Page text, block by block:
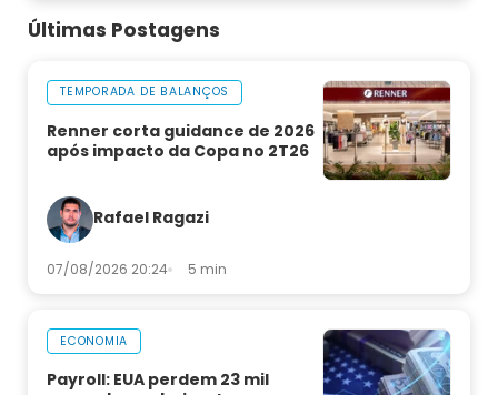
Últimas Postagens
TEMPORADA DE BALANÇOS
Renner corta guidance de 2026
após impacto da Copa no 2T26
Rafael Ragazi
07/08/2026 20:24 5 min
ECONOMIA
Payroll: EUA perdem 23 mil